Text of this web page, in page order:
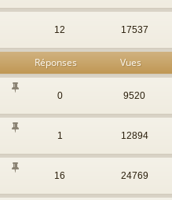
12 17537
Réponses Vues
0 9520
1 12894
16 24769